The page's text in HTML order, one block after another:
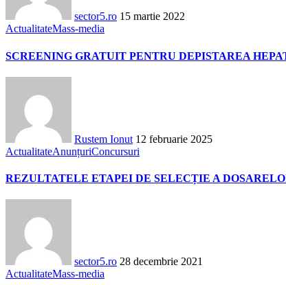
sector5.ro 15 martie 2022
ActualitateMass-media
SCREENING GRATUIT PENTRU DEPISTAREA
Rustem Ionut 12 februarie 2025
ActualitateAnunțuriConcursuri
REZULTATELE ETAPEI DE SELECȚIE A
sector5.ro 28 decembrie 2021
ActualitateMass-media